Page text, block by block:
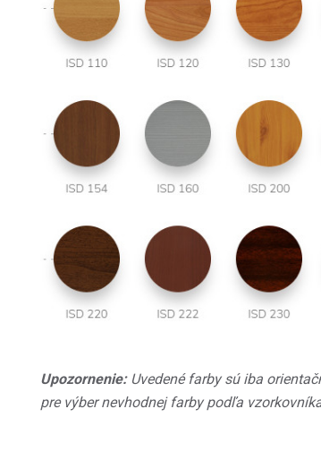
Upozornenie:Uvedené farby sú iba
pre výber nevhodnej farby podľa